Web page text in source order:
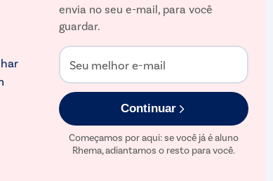
envia no seu e-mail, para você
guardar.
Seu melhor e-mail
Continuar
Começamos por aqui: se você já é aluno
Rhema, adiantamos o resto para você.